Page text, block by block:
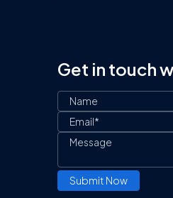
Get in touch